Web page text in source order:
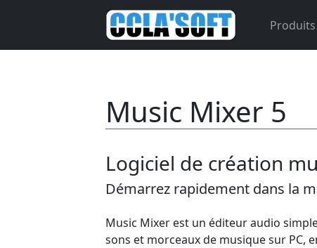
Produits
Music Mixer 5
Logiciel de création
Démarrez rapidement dans la
Music Mixer est un éditeur audio
sons et morceaux de musique sur PC,
Panneau de gestion des cookies